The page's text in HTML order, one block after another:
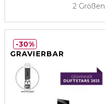
2 Größen
GRAVIERBAR
30%